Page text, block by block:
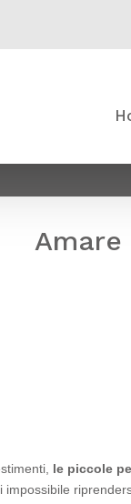
le piccole
impossibile